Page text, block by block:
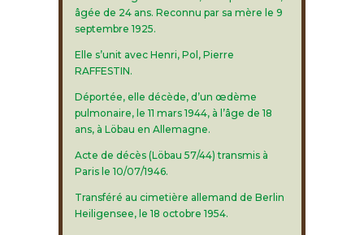
âgée de 24 ans. Reconnu par sa mère le 9
septembre 1925.
Elle s’unit avec Henri, Pol, Pierre
RAFFESTIN.
Déportée, elle décède, d’un œdème
pulmonaire, le 11 mars 1944, à l’âge de 18
ans, à Löbau en Allemagne.
Acte de décès (Löbau 57/44) transmis à
Paris le 10/07/1946.
Transféré au cimetière allemand de Berlin
Heiligensee, le 18 octobre 1954.